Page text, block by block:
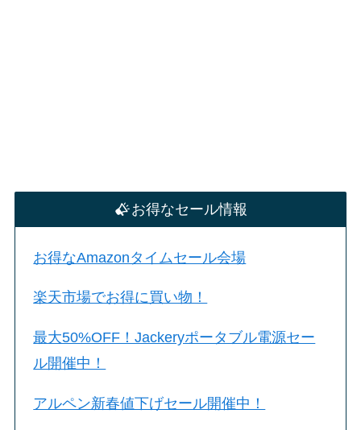
お得なセール情報
お得なAmazonタイムセール会場
楽天市場でお得に買い物！
最大50%OFF！Jackeryポータブル電源セー
ル開催中！
アルペン新春値下げセール開催中！